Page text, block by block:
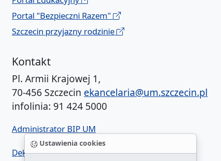
Ustawienia cookies
Portal "Bezpieczni Razem"
Szczecin przyjazny rodzinie
Kontakt
Pl. Armii Krajowej 1,
70-456 Szczecin ekancelaria@um.szczecin.pl
infolinia: 91 424 5000
Administrator BIP UM
Deklaracja dostępności